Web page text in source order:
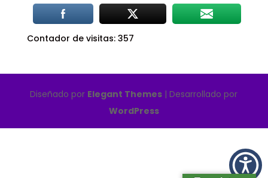
Contador de visitas: 357
Diseñado por Elegant Themes | Desarrollado por
WordPress